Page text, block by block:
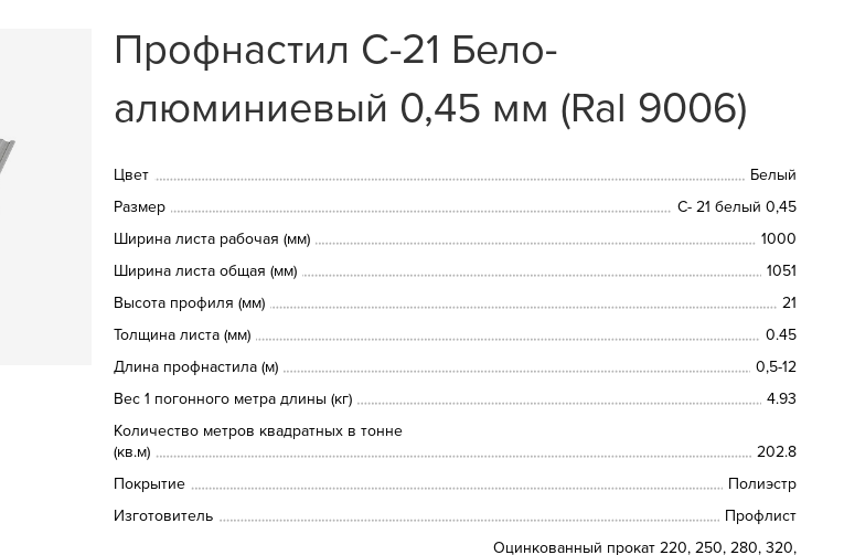
Профнастил С-21 Бело-
алюминиевый 0,45 мм (Ral 9006)
Цвет
Белый
Размер
С- 21 белый 0,45
Ширина листа рабочая (мм)
1000
Ширина листа общая (мм)
1051
Высота профиля (мм)
21
Толщина листа (мм)
0.45
Длина профнастила (м)
0,5-12
Вес 1 погонного метра длины (кг)
4.93
Количество метров квадратных в тонне
(кв.м)
202.8
Покрытие
Полиэстр
Изготовитель
Профлист
Оцинкованный прокат 220, 250, 280, 320,